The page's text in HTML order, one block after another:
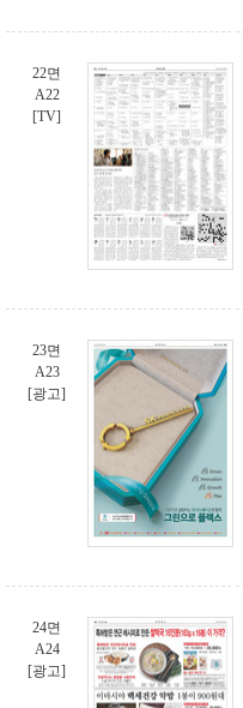
22면
A22
[TV]
23면
A23
[광고]
24면
A24
[광고]